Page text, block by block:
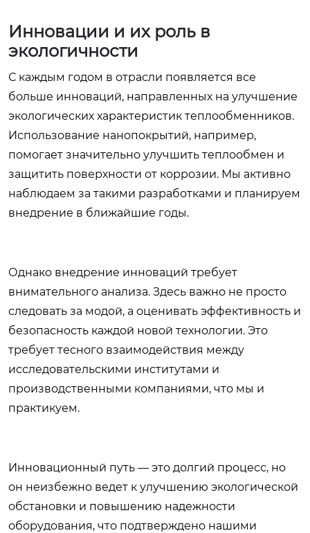
Инновации и их роль в
экологичности
С каждым годом в отрасли появляется все
больше инноваций, направленных на улучшение
экологических характеристик теплообменников.
Использование нанопокрытий, например,
помогает значительно улучшить теплообмен и
защитить поверхности от коррозии. Мы активно
наблюдаем за такими разработками и планируем
внедрение в ближайшие годы.
Однако внедрение инноваций требует
внимательного анализа. Здесь важно не просто
следовать за модой, а оценивать эффективность и
безопасность каждой новой технологии. Это
требует тесного взаимодействия между
исследовательскими институтами и
производственными компаниями, что мы и
практикуем.
Инновационный путь — это долгий процесс, но
он неизбежно ведет к улучшению экологической
обстановки и повышению надежности
оборудования, что подтверждено нашими